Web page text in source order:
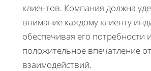
клиентов. Компания должна
внимание каждому клиенту
обеспечивая его потребности
положительное впечатление от
взаимодействий.